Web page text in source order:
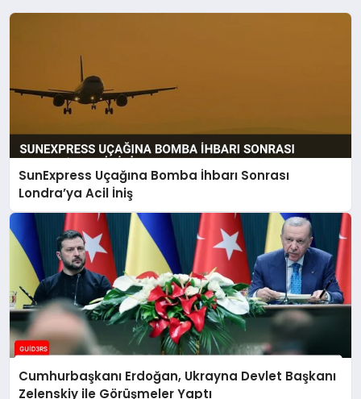
SunExpress Uçağına Bomba İhbarı Sonrası
Londra’ya Acil İniş
Cumhurbaşkanı Erdoğan, Ukrayna Devlet Başkanı
Zelenskiy ile Görüşmeler Yaptı